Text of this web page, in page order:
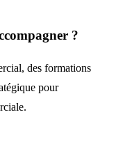
?
des formations
pour